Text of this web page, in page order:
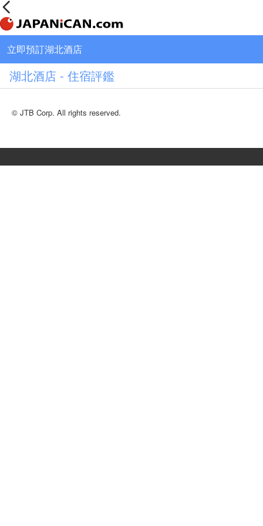
立即預訂湖北酒店
湖北酒店 - 住宿評鑑
© JTB Corp. All rights reserved.